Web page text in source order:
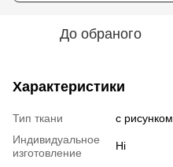
До обраного
Характеристики
Тип ткани
с рисунком
Индивидуальное
изготовление
Ні